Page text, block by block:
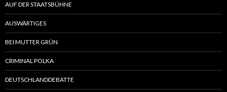
AUF DER STAATSBÜHNE
AUSWÄRTIGES
BEI MUTTER GRÜN
CRIMINAL POLKA
DEUTSCHLANDDEBATTE